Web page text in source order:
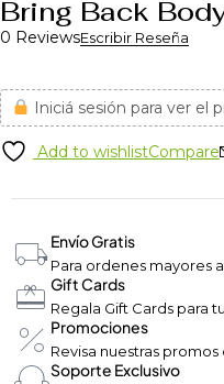
Bring Back
0 ReviewsEscribir Reseña
Iniciá sesión para ver el
Add to wishlistCompare
Envío Gratis
Para ordenes mayores
Gift Cards
Regala Gift Cards para
Promociones
Revisa nuestras
Soporte Exclusivo